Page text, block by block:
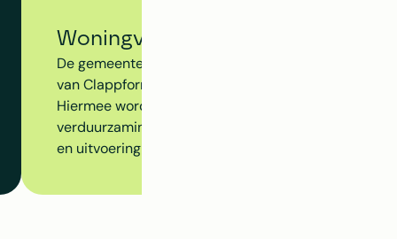
Woningvolgsysteem - Gemeente
De gemeente Arnhem gebruikt het
van Clappform om de voortgang van de
Hiermee worden isolatiemaatregelen,
verduurzamingsacties inzichtelijk gemaakt op
en uitvoering beter op elkaar aansluiten.